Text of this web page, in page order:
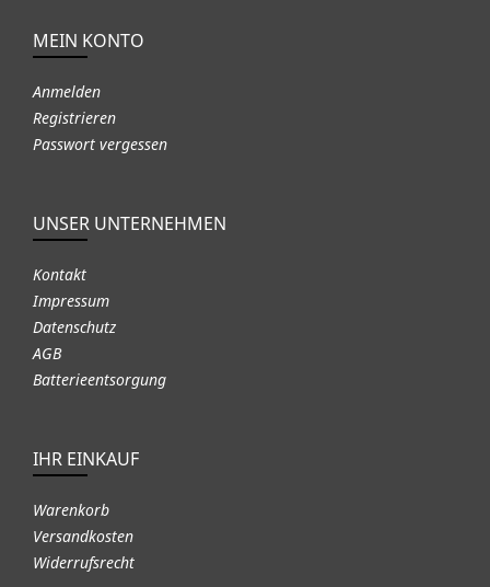
MEIN KONTO
Anmelden
Registrieren
Passwort vergessen
UNSER UNTERNEHMEN
Kontakt
Impressum
Datenschutz
AGB
Batterieentsorgung
IHR EINKAUF
Warenkorb
Versandkosten
Widerrufsrecht